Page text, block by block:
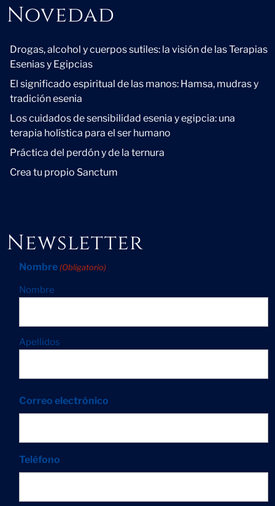
Novedad
Novedad
Drogas, alcohol y cuerpos sutiles: la visión de las Terapias
Esenias y Egipcias
El significado espiritual de las manos: Hamsa, mudras y
tradición esenia
Los cuidados de sensibilidad esenia y egipcia: una
terapia holística para el ser humano
Práctica del perdón y de la ternura
Crea tu propio Sanctum
Newsletter
Nombre (Obligatorio)
Nombre
Apellidos
Correo electrónico
Teléfono